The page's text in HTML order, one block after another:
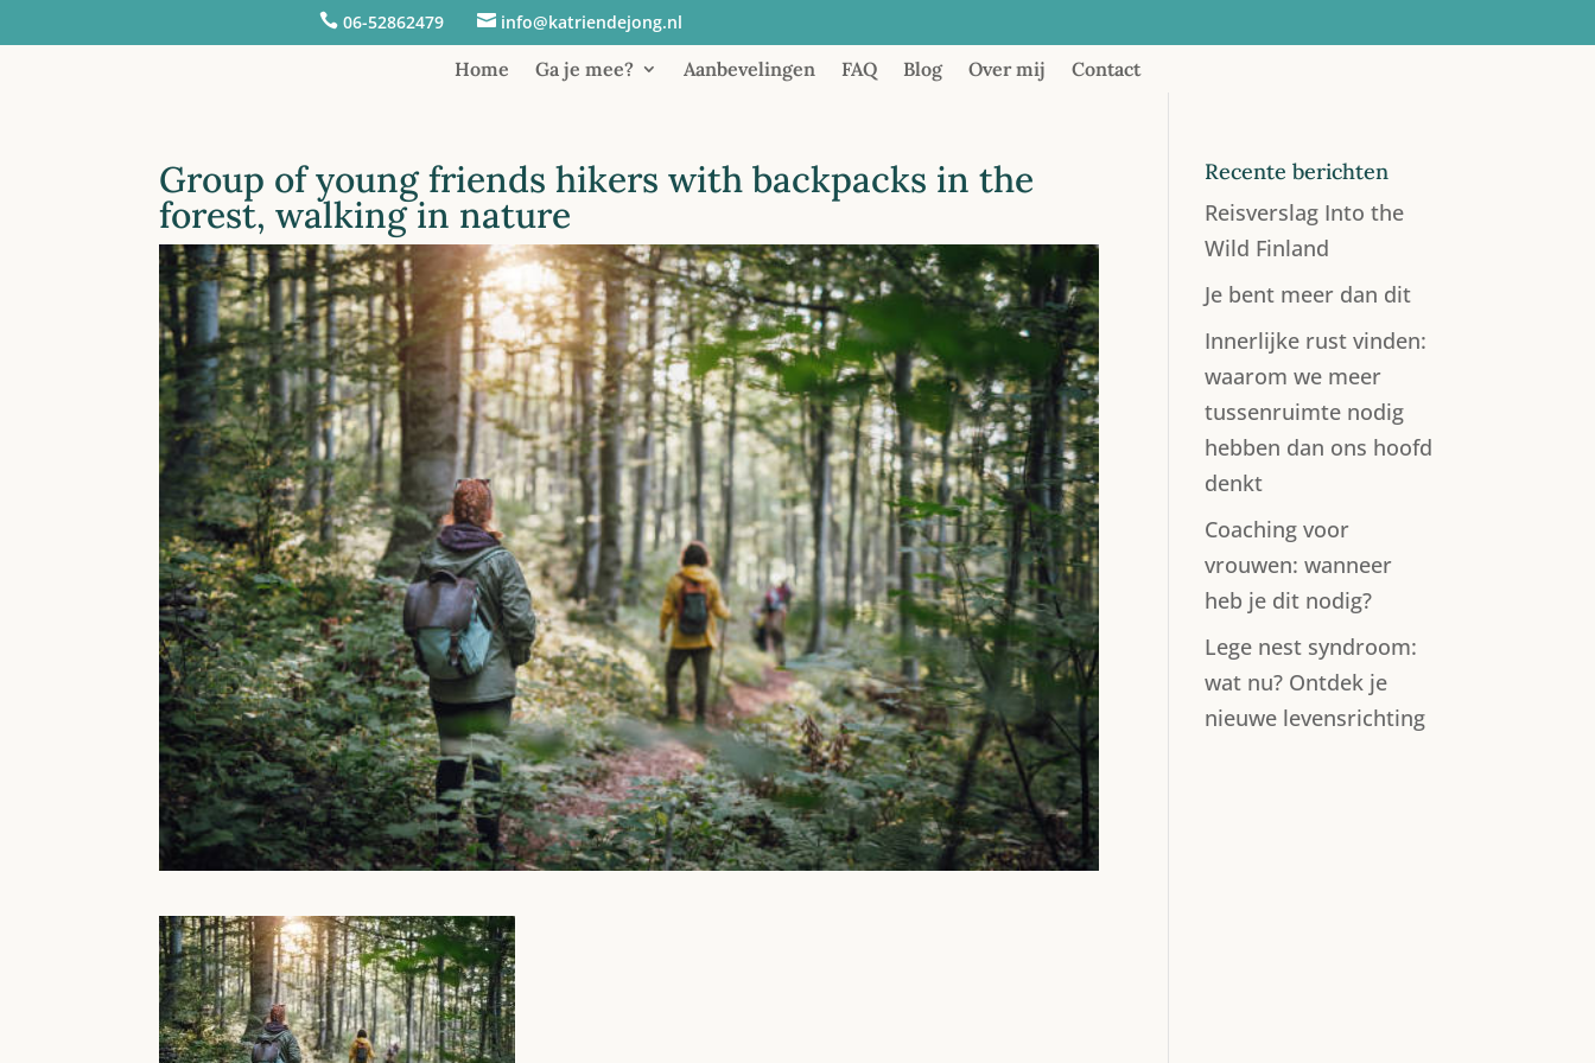
06-52862479  info@katriendejong.nl
Home Ga je mee? Aanbevelingen FAQ Blog Over mij Contact
Group of young friends hikers with backpacks in the
forest, walking in nature
Recente berichten
Reisverslag Into the
Wild Finland
Je bent meer dan dit
Innerlijke rust vinden:
waarom we meer
tussenruimte nodig
hebben dan ons hoofd
denkt
Coaching voor
vrouwen: wanneer
heb je dit nodig?
Lege nest syndroom:
wat nu? Ontdek je
nieuwe levensrichting